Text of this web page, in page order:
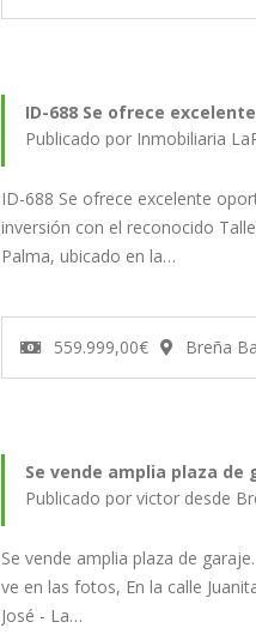
ID-688 Se ofrece
Publicado por Inmobiliaria
ID-688 Se ofrece excelente
inversión con el reconocido
Palma, ubicado en la…
559.999,00€ Breña
Se vende amplia plaza de
Publicado por victor desde
Se vende amplia plaza de
ve en las fotos, En la calle
José - La…